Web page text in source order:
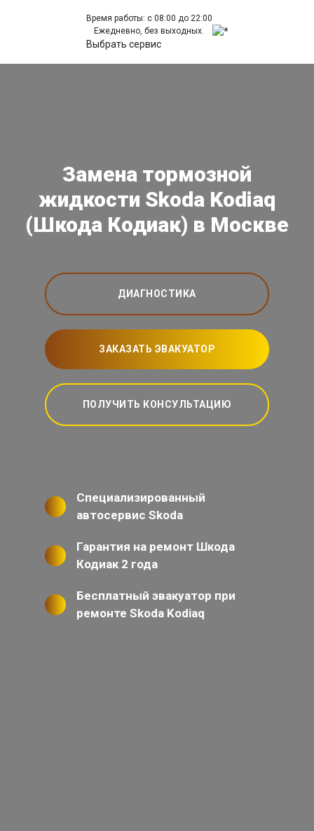
Время работы: с 08:00 до 22:00
Ежедневно, без выходных.
Выбрать сервис
Замена тормозной
жидкости Skoda Kodiaq
(Шкода Кодиак) в Москве
ДИАГНОСТИКА
ЗАКАЗАТЬ ЭВАКУАТОР
ПОЛУЧИТЬ КОНСУЛЬТАЦИЮ
Специализированный
автосервис Skoda
Гарантия на ремонт Шкода
Кодиак 2 года
Бесплатный эвакуатор при
ремонте Skoda Kodiaq